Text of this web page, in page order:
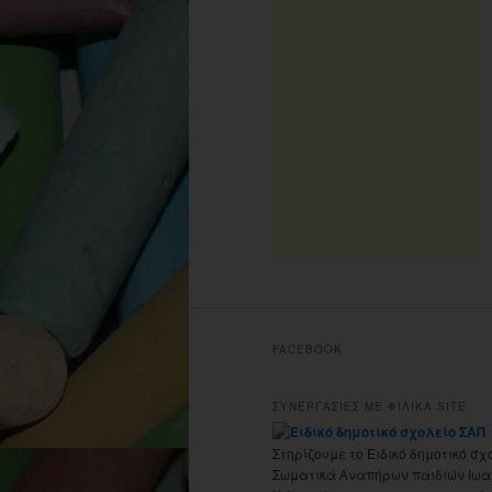
FACEBOOK
ΣΥΝΕΡΓΑΣΙΕΣ ΜΕ ΦΙΛΙΚΑ SITE
Στηρίζουμε το Ειδικό δημοτικό
Σωματικά Αναπήρων παιδιών